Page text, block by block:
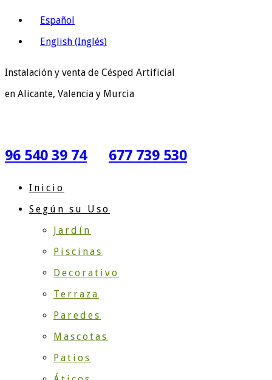
Español
English (Inglés)
Instalación y venta de Césped Artificial
en Alicante, Valencia y Murcia
96 540 39 74 677 739 530
Inicio
Según su Uso
Jardín
Piscinas
Decorativo
Terraza
Paredes
Mascotas
Patios